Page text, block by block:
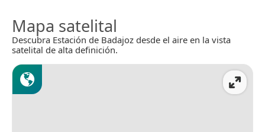
Mapa satelital
Descubra Estación de Badajoz desde el aire en la vista
satelital de alta definición.